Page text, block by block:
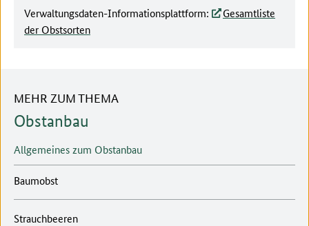
Verwaltungsdaten-Informationsplattform:
Gesamtliste
der Obstsorten
MEHR ZUM THEMA
Obstanbau
Allgemeines zum Obstanbau
Baumobst
Strauchbeeren